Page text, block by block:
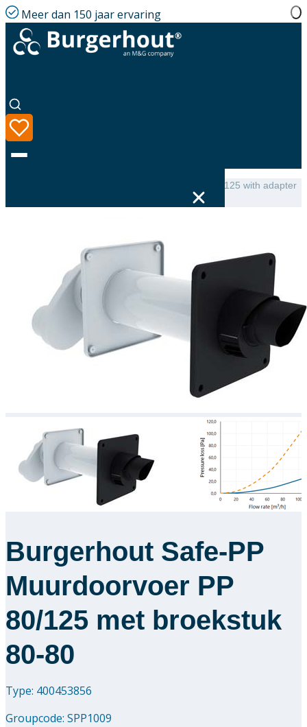
Meer dan 150 jaar ervaring
Assortiment
Oplossingen
Downloads
Contact
Safe-PP Wall terminal PP 80/125 with adapter
Burgerhout Safe-PP
Muurdoorvoer PP
80/125 met broekstuk
80-80
Type: 400453856
Groupcode: SPP1009